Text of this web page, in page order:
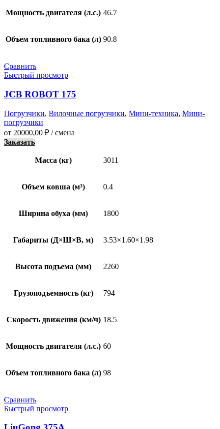
Мощность двигателя (л.с.) 46.7
Объем топливного бака (л) 90.8
Сравнить
Быстрый просмотр
JCB ROBOT 175
Погрузчики, Вилочные погрузчики, Мини-техника, Мини-
погрузчики
от 20000,00 ₽ / смена
Заказать
Масса (кг) 3011
Объем ковша (м³) 0.4
Ширина обуха (мм) 1800
Габариты (Д×Ш×В, м) 3.53×1.60×1.98
Высота подъема (мм) 2260
Грузоподъемность (кг) 794
Скорость движения (км/ч) 18.5
Мощность двигателя (л.с.) 60
Объем топливного бака (л) 98
Сравнить
Быстрый просмотр